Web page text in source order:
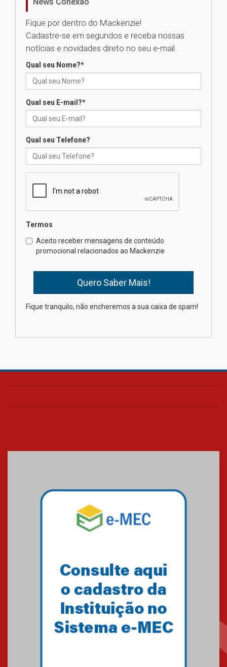
Como o Colégio Mackenzie
Brasília prepara seus
estudantes para o PAS antes
Como os pais podem investir
XIII Fórum de Aprendizagem
Transformadora reúne
finalista do Prêmio Jabuti com
obra sobre ética e arquitetura
contemporânea
Mackenzie promove parcerias
Fique por dentro do Mackenzie!
Cadastre-se em segundos e receba nossas
notícias e novidades direto no seu e-mail.
Qual seu Nome?*
Qual seu E-mail?*
Qual seu Telefone?
Termos
Aceito receber mensagens de conteúdo
promocional relacionados ao Mackenzie
Fique tranquilo, não encheremos a sua caixa de spam!